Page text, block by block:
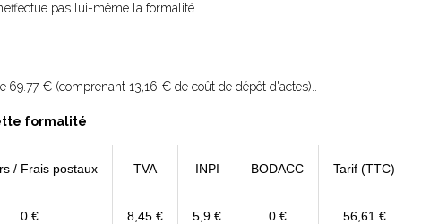
pas lui-même la formalité
69.77 € (comprenant 13,16 € de coût de dépôt d'actes)..
formalité
/ Frais postaux TVA INPI BODACC Tarif (TTC)
0 € 8,45 € 5,9 € 0 € 56,61 €